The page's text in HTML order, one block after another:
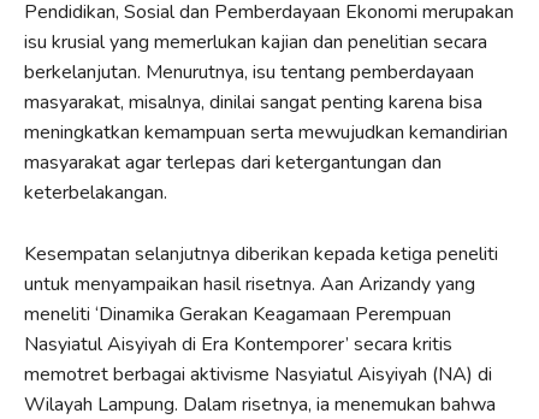
Pendidikan, Sosial dan Pemberdayaan Ekonomi merupakan
isu krusial yang memerlukan kajian dan penelitian secara
berkelanjutan. Menurutnya, isu tentang pemberdayaan
masyarakat, misalnya, dinilai sangat penting karena bisa
meningkatkan kemampuan serta mewujudkan kemandirian
masyarakat agar terlepas dari ketergantungan dan
keterbelakangan.
Kesempatan selanjutnya diberikan kepada ketiga peneliti
untuk menyampaikan hasil risetnya. Aan Arizandy yang
meneliti ‘Dinamika Gerakan Keagamaan Perempuan
Nasyiatul Aisyiyah di Era Kontemporer’ secara kritis
memotret berbagai aktivisme Nasyiatul Aisyiyah (NA) di
Wilayah Lampung. Dalam risetnya, ia menemukan bahwa